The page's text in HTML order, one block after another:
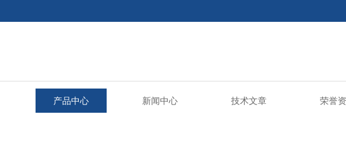
产品中心 新闻中心 技术文章 荣誉